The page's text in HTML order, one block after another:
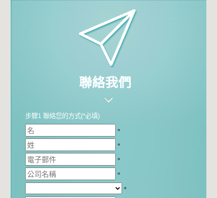
聯絡我們
步驟1 聯絡您的方式(*必填)
*
*
*
*
*